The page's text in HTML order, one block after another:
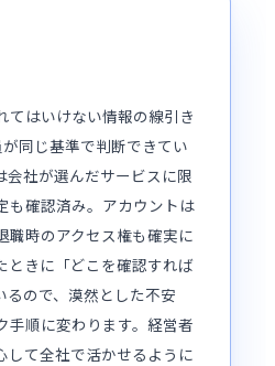
てはいけない情報の線引き
同じ基準で判断できてい
会社が選んだサービスに限
も確認済み。アカウントは
職時のアクセス権も確実に
ときに「どこを確認すれば
るので、漠然とした不安
手順に変わります。経営者
して全社で活かせるように